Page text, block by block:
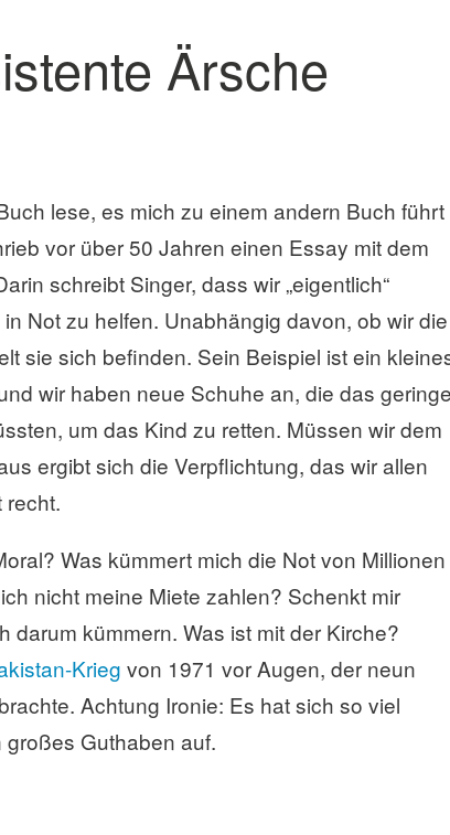
Ärsche
lese, es mich zu einem andern Buch führt
vor über 50 Jahren einen Essay mit dem
schreibt Singer, dass wir „eigentlich“
Not zu helfen. Unabhängig davon, ob wir die
sie sich befinden. Sein Beispiel ist ein
wir haben neue Schuhe an, die das
um das Kind zu retten. Müssen wir dem
ergibt sich die Verpflichtung, das wir allen
recht.
Was kümmert mich die Not von Millionen
nicht meine Miete zahlen? Schenkt mir
darum kümmern. Was ist mit der Kirche?
Krieg von 1971 vor Augen, der neun
Achtung Ironie: Es hat sich so viel
Guthaben auf.